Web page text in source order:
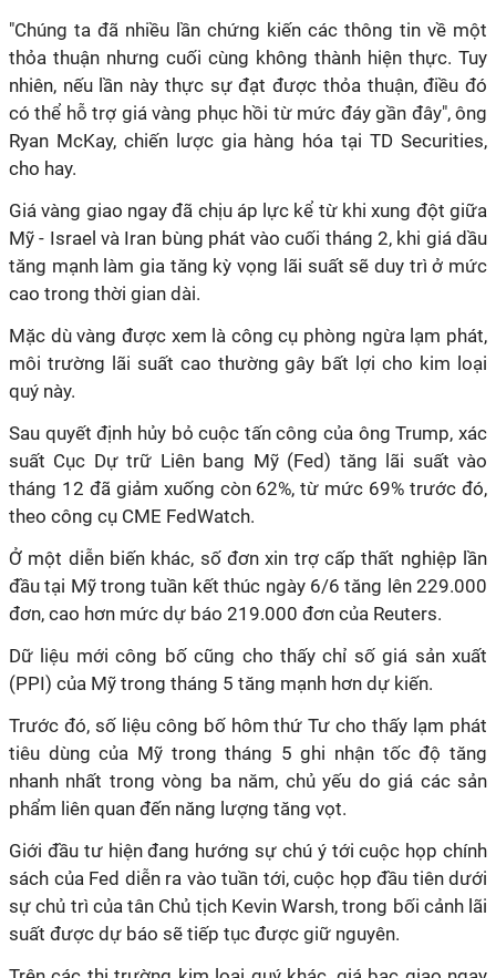
"Chúng ta đã nhiều lần chứng kiến các thông tin về một
thỏa thuận nhưng cuối cùng không thành hiện thực. Tuy
nhiên, nếu lần này thực sự đạt được thỏa thuận, điều đó
có thể hỗ trợ giá vàng phục hồi từ mức đáy gần đây", ông
Ryan McKay, chiến lược gia hàng hóa tại TD Securities,
cho hay.
Giá vàng giao ngay đã chịu áp lực kể từ khi xung đột giữa
Mỹ - Israel và Iran bùng phát vào cuối tháng 2, khi giá dầu
tăng mạnh làm gia tăng kỳ vọng lãi suất sẽ duy trì ở mức
cao trong thời gian dài.
Mặc dù vàng được xem là công cụ phòng ngừa lạm phát,
môi trường lãi suất cao thường gây bất lợi cho kim loại
quý này.
Sau quyết định hủy bỏ cuộc tấn công của ông Trump, xác
suất Cục Dự trữ Liên bang Mỹ (Fed) tăng lãi suất vào
tháng 12 đã giảm xuống còn 62%, từ mức 69% trước đó,
theo công cụ CME FedWatch.
Ở một diễn biến khác, số đơn xin trợ cấp thất nghiệp lần
đầu tại Mỹ trong tuần kết thúc ngày 6/6 tăng lên 229.000
đơn, cao hơn mức dự báo 219.000 đơn của Reuters.
Dữ liệu mới công bố cũng cho thấy chỉ số giá sản xuất
(PPI) của Mỹ trong tháng 5 tăng mạnh hơn dự kiến.
Trước đó, số liệu công bố hôm thứ Tư cho thấy lạm phát
tiêu dùng của Mỹ trong tháng 5 ghi nhận tốc độ tăng
nhanh nhất trong vòng ba năm, chủ yếu do giá các sản
phẩm liên quan đến năng lượng tăng vọt.
Giới đầu tư hiện đang hướng sự chú ý tới cuộc họp chính
sách của Fed diễn ra vào tuần tới, cuộc họp đầu tiên dưới
sự chủ trì của tân Chủ tịch Kevin Warsh, trong bối cảnh lãi
suất được dự báo sẽ tiếp tục được giữ nguyên.